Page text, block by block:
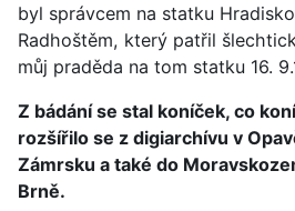
byl správcem na statku
Radhoštěm, který patřil
můj praděda na tom statku 16.
Z bádání se stal koníček, co
rozšířilo se z digiarchívu v
Zámrsku a také do
Brně.